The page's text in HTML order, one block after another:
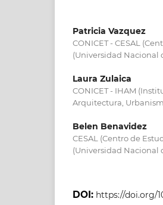
Patricia Vazquez
CONICET - CESAL
(Universidad Nacional
Laura Zulaica
CONICET - IHAM
Arquitectura,
Belen Benavidez
CESAL (Centro de
(Universidad Nacional
DOI: https://doi.org/